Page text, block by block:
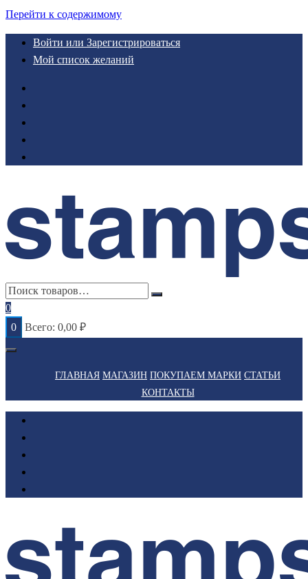
Перейти к содержимому
Войти или Зарегистрироваться
Мой список желаний
0
0
Всего: 0,00 ₽
ГЛАВНАЯ МАГАЗИН ПОКУПАЕМ МАРКИ СТАТЬИ
КОНТАКТЫ